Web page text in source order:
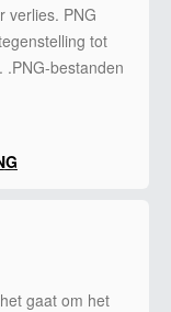
verlies. PNG
tot
.PNG-bestanden
gaat om het